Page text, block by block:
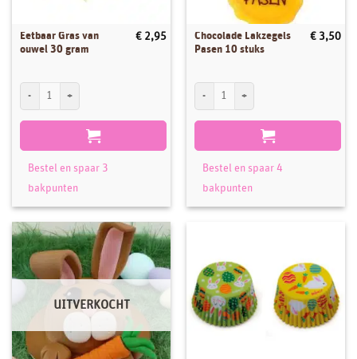
Eetbaar Gras van
ouwel 30 gram
€ 2,95
Eetbaar Gras van ouwel 30 gram aantal
Bestel en spaar 3
bakpunten
Chocolade Lakzegels
Pasen 10 stuks
€ 3,50
Chocolade Lakzegels Pasen 10 stuks
Bestel en spaar 4
bakpunten
UITVERKOCHT